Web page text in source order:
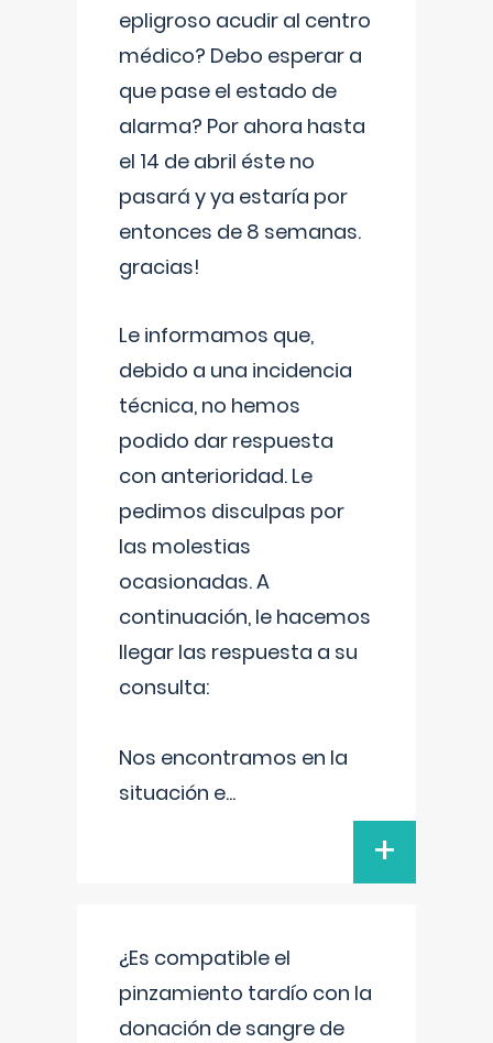
epligroso acudir al centro
médico? Debo esperar a
que pase el estado de
alarma? Por ahora hasta
el 14 de abril éste no
pasará y ya estaría por
entonces de 8 semanas.
gracias!
Le informamos que,
debido a una incidencia
técnica, no hemos
podido dar respuesta
con anterioridad. Le
pedimos disculpas por
las molestias
ocasionadas. A
continuación, le hacemos
llegar las respuesta a su
consulta:
Nos encontramos en la
situación e...
+
¿Es compatible el
pinzamiento tardío con la
donación de sangre de